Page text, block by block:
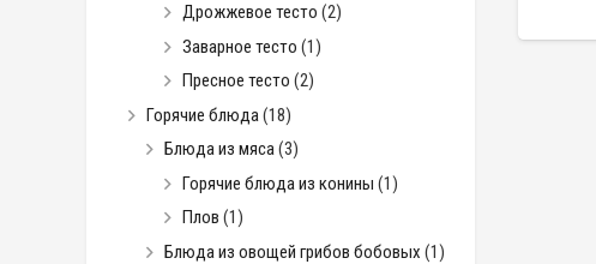
Дрожжевое тесто (2)
Заварное тесто (1)
Пресное тесто (2)
Горячие блюда (18)
Блюда из мяса(3)
Горячие блюда из конины (1)
Плов (1)
Блюда из овощей грибов бобовых (1)